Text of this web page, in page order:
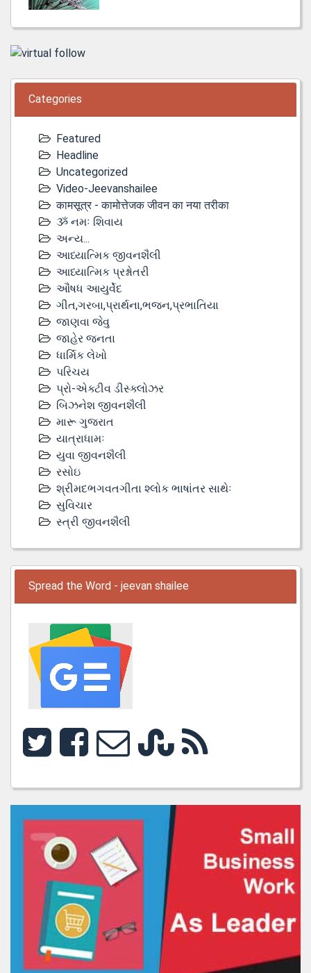
Categories
Featured
Headline
Uncategorized
Video-Jeevanshailee
कामसूत्र - कामोत्तेजक जीवन का नया तरीका
ૐ નમઃ શિવાય
અન્ય...
આધ્યાત્મિક જીવનશૈલી
આધ્યાત્મિક પ્રશ્નોતરી
ઔષધ આયુર્વેદ
ગીત,ગરબા,પ્રાર્થના,ભજન,પ્રભાતિયા
જાણવા જેવુ
જાહેર જનતા
ધાર્મિક લેખો
પરિચય
પ્રો-એક્ટીવ ડીસ્‍ક્લોઝર
બિઝનેશ જીવનશૈલી
મારૂ ગુજરાત
યાત્રાધામઃ
યુવા જીવનશૈલી
રસોઇ
શ્રીમદભગવતગીતા શ્લોક ભાષાંતર સાથેઃ
સુવિચાર
સ્ત્રી જીવનશૈલી
Spread the Word - jeevan shailee